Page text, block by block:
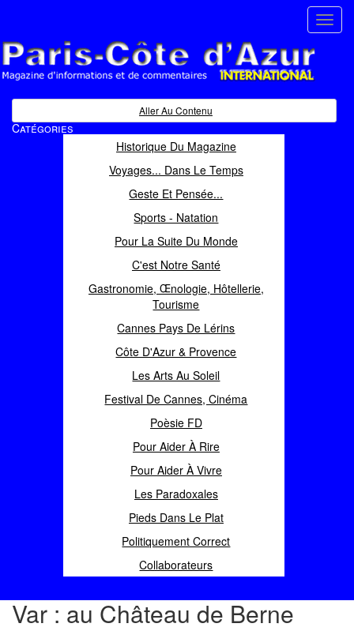
Magazine d'informations et de commentaires
Aller Au Contenu
Catégories
Historique Du Magazine
Voyages... Dans Le Temps
Geste Et Pensée...
Sports - Natation
Pour La Suite Du Monde
C'est Notre Santé
Gastronomie, Œnologie, Hôtellerie,
Tourisme
Cannes Pays De Lérins
Côte D'Azur & Provence
Les Arts Au Soleil
Festival De Cannes, Cinéma
Poèsie FD
Pour Aider À Rire
Pour Aider À Vivre
Les Paradoxales
Pieds Dans Le Plat
Politiquement Correct
Collaborateurs
Var : au Château de Berne